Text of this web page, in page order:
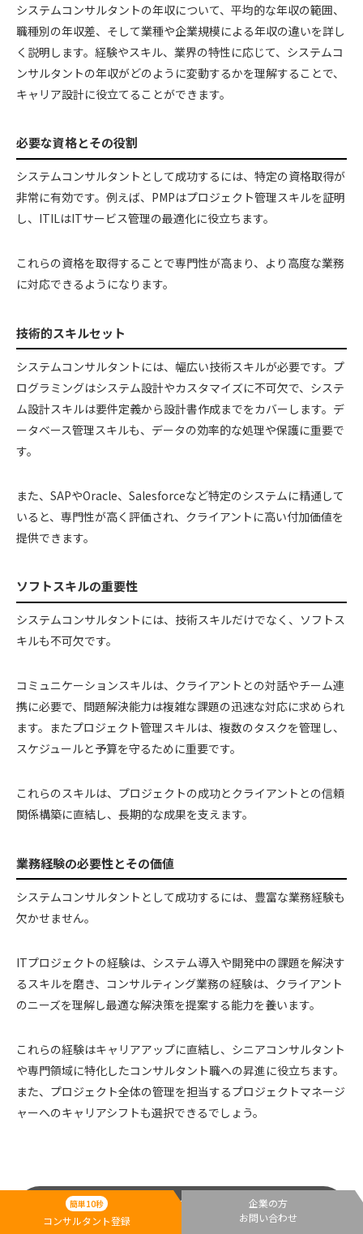
システムコンサルタントの年収について、平均的な年収の範囲、
職種別の年収差、そして業種や企業規模による年収の違いを詳し
く説明します。経験やスキル、業界の特性に応じて、システムコ
ンサルタントの年収がどのように変動するかを理解することで、
キャリア設計に役立てることができます。
必要な資格とその役割
システムコンサルタントとして成功するには、特定の資格取得が
非常に有効です。例えば、PMPはプロジェクト管理スキルを証明
し、ITILはITサービス管理の最適化に役立ちます。
これらの資格を取得することで専門性が高まり、より高度な業務
に対応できるようになります。
技術的スキルセット
システムコンサルタントには、幅広い技術スキルが必要です。プ
ログラミングはシステム設計やカスタマイズに不可欠で、システ
ム設計スキルは要件定義から設計書作成までをカバーします。デ
ータベース管理スキルも、データの効率的な処理や保護に重要で
す。
また、SAPやOracle、Salesforceなど特定のシステムに精通して
いると、専門性が高く評価され、クライアントに高い付加価値を
提供できます。
ソフトスキルの重要性
システムコンサルタントには、技術スキルだけでなく、ソフトス
キルも不可欠です。
コミュニケーションスキルは、クライアントとの対話やチーム連
携に必要で、問題解決能力は複雑な課題の迅速な対応に求められ
ます。またプロジェクト管理スキルは、複数のタスクを管理し、
スケジュールと予算を守るために重要です。
これらのスキルは、プロジェクトの成功とクライアントとの信頼
関係構築に直結し、長期的な成果を支えます。
業務経験の必要性とその価値
システムコンサルタントとして成功するには、豊富な業務経験も
欠かせません。
ITプロジェクトの経験は、システム導入や開発中の課題を解決す
るスキルを磨き、コンサルティング業務の経験は、クライアント
のニーズを理解し最適な解決策を提案する能力を養います。
これらの経験はキャリアアップに直結し、シニアコンサルタント
や専門領域に特化したコンサルタント職への昇進に役立ちます。
また、プロジェクト全体の管理を担当するプロジェクトマネージ
ャーへのキャリアシフトも選択できるでしょう。
システムコンサルタントの仕事で求められるものと
は？
簡単10秒
コンサルタント登録
企業の方
お問い合わせ